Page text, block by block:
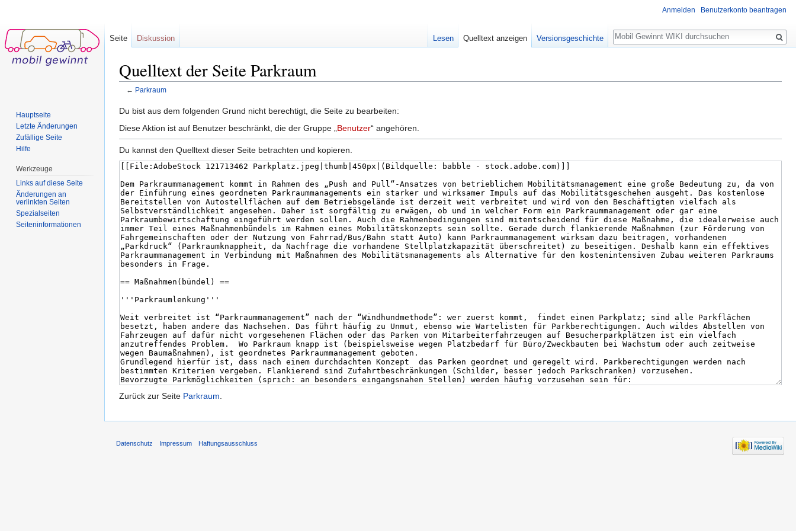
Quelltext der Seite Parkraum
← Parkraum
Du bist aus dem folgenden Grund nicht berechtigt, die Seite zu bearbeiten:
Diese Aktion ist auf Benutzer beschränkt, die der Gruppe „ Benutzer“ angehören.
Du kannst den Quelltext dieser Seite betrachten und kopieren.
Zurück zur Seite Parkraum.
Anmelden Benutzerkonto beantragen
Seite Diskussion Lesen Quelltext anzeigen Versionsgeschichte
Suche
Hauptseite
Letzte Änderungen
Zufällige Seite
Hilfe
Werkzeuge
Links auf diese Seite
Änderungen an
verlinkten Seiten
Spezialseiten
Seiten­informationen
Datenschutz Impressum Haftungsausschluss